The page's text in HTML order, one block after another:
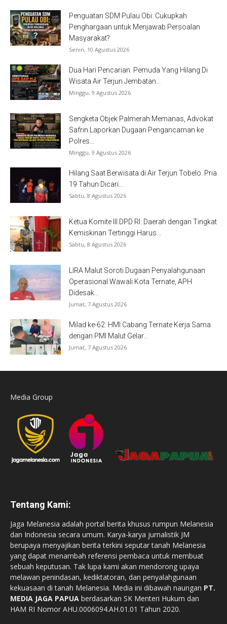
Penguatan SDM Pulau Obi: Cukupkah
Penghargaan untuk Menjawab Persoalan
Masyarakat?
Senin, 10 Agustus 2026
Dua Hari Pencarian. Pemuda Yang Hilang Di
Wisata Air Terjun Jembatan...
Minggu, 9 Agustus 2026
Sengketa Objek Palmerah Memanas, Advokat
Safrin Laporkan Dugaan Pengancaman ke
Polres...
Minggu, 9 Agustus 2026
Hilang Saat Berwisata di Air Terjun Tobelo. Pria
19 Tahun Dicari...
Sabtu, 8 Agustus 2026
Ketua Komite III DPD RI: Daerah dengan Tingkat
Kemiskinan Tertinggi Harus...
Sabtu, 8 Agustus 2026
LIRA Malut Soroti Dugaan Penyalahgunaan
Operasional Wawali Kota Ternate, APH
Didesak...
Jumat, 7 Agustus 2026
Milad ke-62: HMI Cabang Ternate Kerja Sama
dengan PMI Malut Gelar...
Jumat, 7 Agustus 2026
Media Group
Tentang Kami:
Jaga Melanesia adalah portal berita khusus rumpun Melanesia
dan Indonesia secara umum. Karya-karya jurnalistik JM
berupaya menyajikan berita terkini seputar tanah Melanesia
yang dapat menambah referensi pembaca untuk membuat
sebuah keputusan. Tak lupa kami akan mendorong upaya
melawan penindasan, kediktatoran, dan penyalahgunaan
kekuasaan di tanah Melanesia. Media ini dibawah naungan PT.
MEDIA JAGA PAPUA berdasarkan SK Menteri Hukum dan
HAM RI Nomor AHU.0006094.AH.01.01 Tahun 2020.